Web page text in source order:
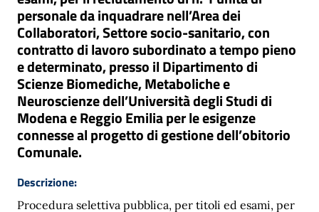
personale da inquadrare nell’Area dei
Collaboratori, Settore socio-sanitario, con
contratto di lavoro subordinato a tempo pieno
e determinato, presso il Dipartimento di
Scienze Biomediche, Metaboliche e
Neuroscienze dell’Università degli Studi di
Modena e Reggio Emilia per le esigenze
connesse al progetto di gestione dell’obitorio
Comunale.
Descrizione:
Procedura selettiva pubblica, per titoli ed esami, per